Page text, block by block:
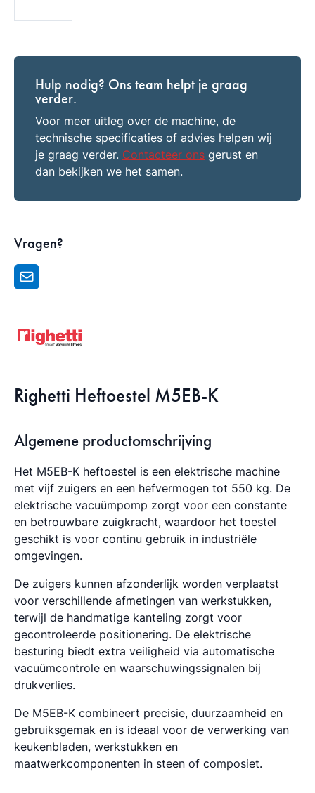
Hulp nodig? Ons team helpt je graag
verder.
Voor meer uitleg over de machine, de
technische specificaties of advies helpen wij
je graag verder. Contacteer ons gerust en
dan bekijken we het samen.
Vragen?
Righetti Heftoestel M5EB-K
Algemene productomschrijving
Het M5EB-K heftoestel is een elektrische machine
met vijf zuigers en een hefvermogen tot 550 kg. De
elektrische vacuümpomp zorgt voor een constante
en betrouwbare zuigkracht, waardoor het toestel
geschikt is voor continu gebruik in industriële
omgevingen.
De zuigers kunnen afzonderlijk worden verplaatst
voor verschillende afmetingen van werkstukken,
terwijl de handmatige kanteling zorgt voor
gecontroleerde positionering. De elektrische
besturing biedt extra veiligheid via automatische
vacuümcontrole en waarschuwingssignalen bij
drukverlies.
De M5EB-K combineert precisie, duurzaamheid en
gebruiksgemak en is ideaal voor de verwerking van
keukenbladen, werkstukken en
maatwerkcomponenten in steen of composiet.